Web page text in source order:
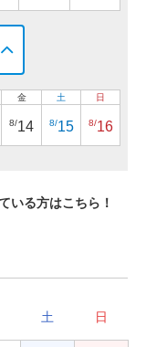
金
8/14
土
8/15
日
8/16
いる方はこちら！
土 日